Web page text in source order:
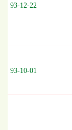
93-12-22
93-10-01